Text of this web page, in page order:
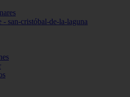
- san-cristóbal-de-la-laguna